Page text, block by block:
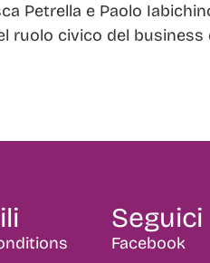
Petrella e Paolo
ruolo civico del
Seguici
Facebook